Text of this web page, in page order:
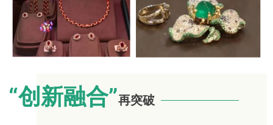
“创新融合”再突破